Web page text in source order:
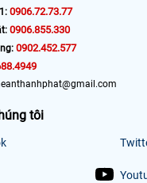
0906.72.73.77
0906.855.330
0902.452.577
tôi